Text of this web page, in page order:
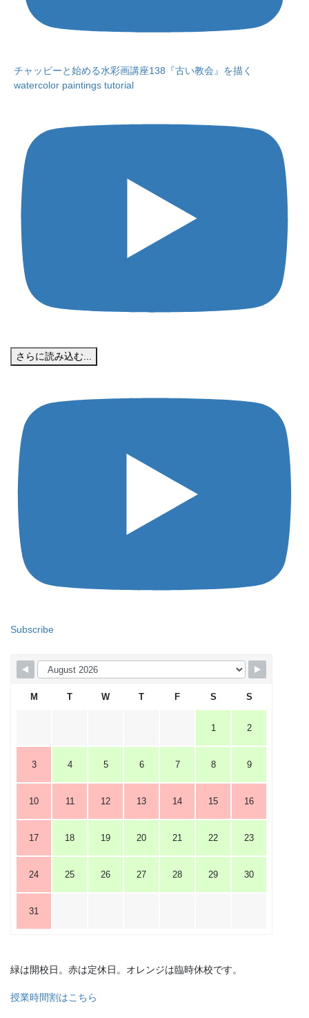
チャッピーと始める水彩画講座138『古い教会』を描く
watercolor paintings tutorial
さらに読み込む...
Subscribe
M T W T F S S
1 2
3 4 5 6 7 8 9
10 11 12 13 14 15 16
17 18 19 20 21 22 23
24 25 26 27 28 29 30
31
緑は開校日。赤は定休日。オレンジは臨時休校です。
授業時間割はこちら